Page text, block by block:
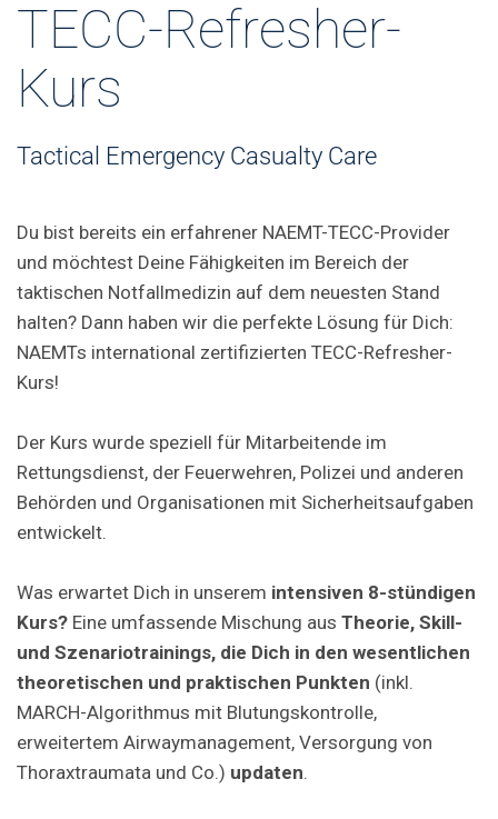
TECC-Refresher-
Kurs
Tactical Emergency Casualty Care
Du bist bereits ein erfahrener NAEMT-TECC-Provider
und möchtest Deine Fähigkeiten im Bereich der
taktischen Notfallmedizin auf dem neuesten Stand
halten? Dann haben wir die perfekte Lösung für Dich:
NAEMTs international zertifizierten TECC-Refresher-
Kurs!
Der Kurs wurde speziell für Mitarbeitende im
Rettungsdienst, der Feuerwehren, Polizei und anderen
Behörden und Organisationen mit Sicherheitsaufgaben
entwickelt.
Was erwartet Dich in unserem intensiven 8-stündigen
Kurs? Eine umfassende Mischung aus Theorie, Skill-
und Szenariotrainings, die Dich in den wesentlichen
theoretischen und praktischen Punkten (inkl.
MARCH-Algorithmus mit Blutungskontrolle,
erweitertem Airwaymanagement, Versorgung von
Thoraxtraumata und Co.) updaten.